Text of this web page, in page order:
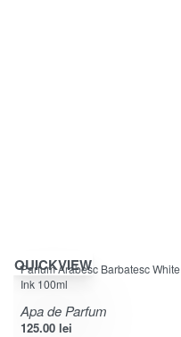
QUICKVIEW
Parfum Arabesc Barbatesc White
Ink 100ml
Apa de Parfum
125.00 lei